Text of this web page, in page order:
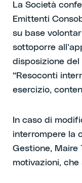
La Società
Emittenti
su base
sottoporre
disposizione
“Resoconti
esercizio,
In caso di
interrompere la
Gestione, Maire
motivazioni,